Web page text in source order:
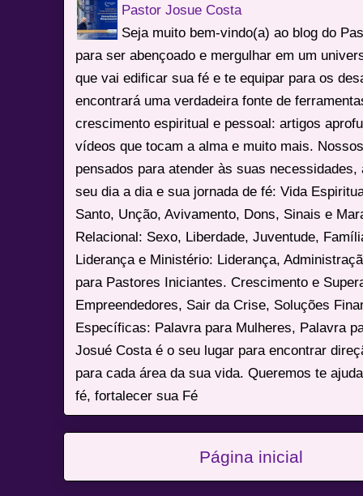
Pastor Josue Costa
Seja muito bem-vindo(a) ao blog do
para ser abençoado e mergulhar em um
que vai edificar sua fé e te equipar para os
encontrará uma verdadeira fonte de
crescimento espiritual e pessoal: artigos
vídeos que tocam a alma e muito mais.
pensados para atender às suas
seu dia a dia e sua jornada de fé: Vida
Santo, Unção, Avivamento, Dons, Sinais e
Relacional: Sexo, Liberdade, Juventude,
Liderança e Ministério: Liderança,
para Pastores Iniciantes. Crescimento e
Empreendedores, Sair da Crise, Soluções
Específicas: Palavra para Mulheres, Palavra
Josué Costa é o seu lugar para encontrar
para cada área da sua vida. Queremos te
fé, fortalecer sua Fé
Página inicial